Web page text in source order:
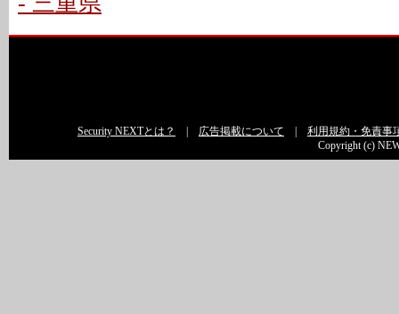
Security NEXTとは？ 広告掲載について
利用規約・免責事
Copyright (c)